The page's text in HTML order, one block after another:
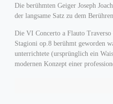
Die berühmten Geiger Joseph
der langsame Satz zu dem
Die VI Concerto a Flauto
Stagioni op.8 berühmt geworden
unterrichtete (ursprünglich ein
modernen Konzept einer